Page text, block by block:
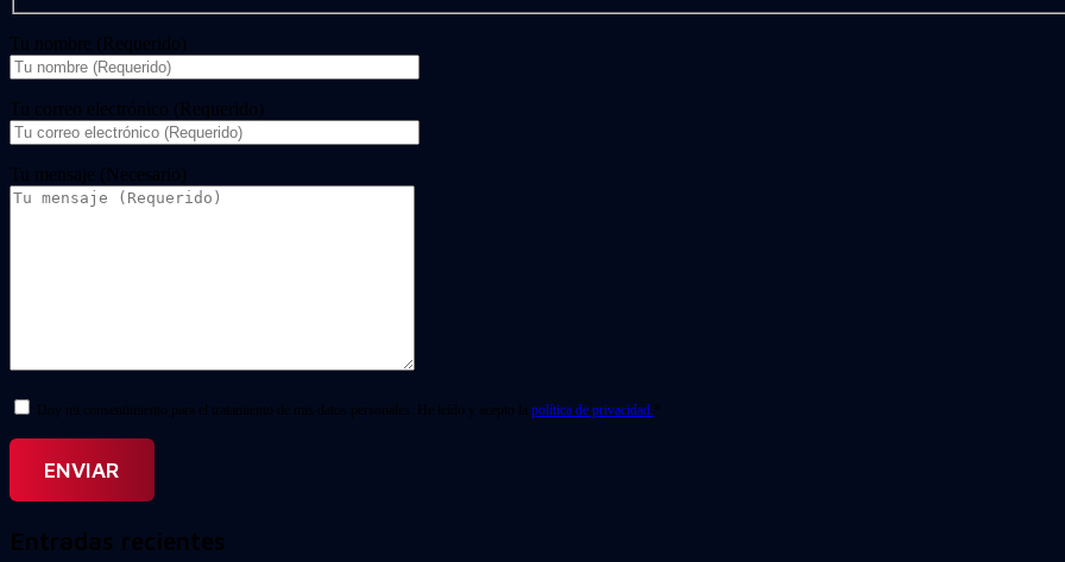
Tu nombre (Requerido)
Tu correo electrónico (Requerido)
Tu mensaje (Necesario)
Doy mi consentimiento para el tratamiento de mis datos personales. He leído y acepto la política de privacidad. *
Entradas recientes